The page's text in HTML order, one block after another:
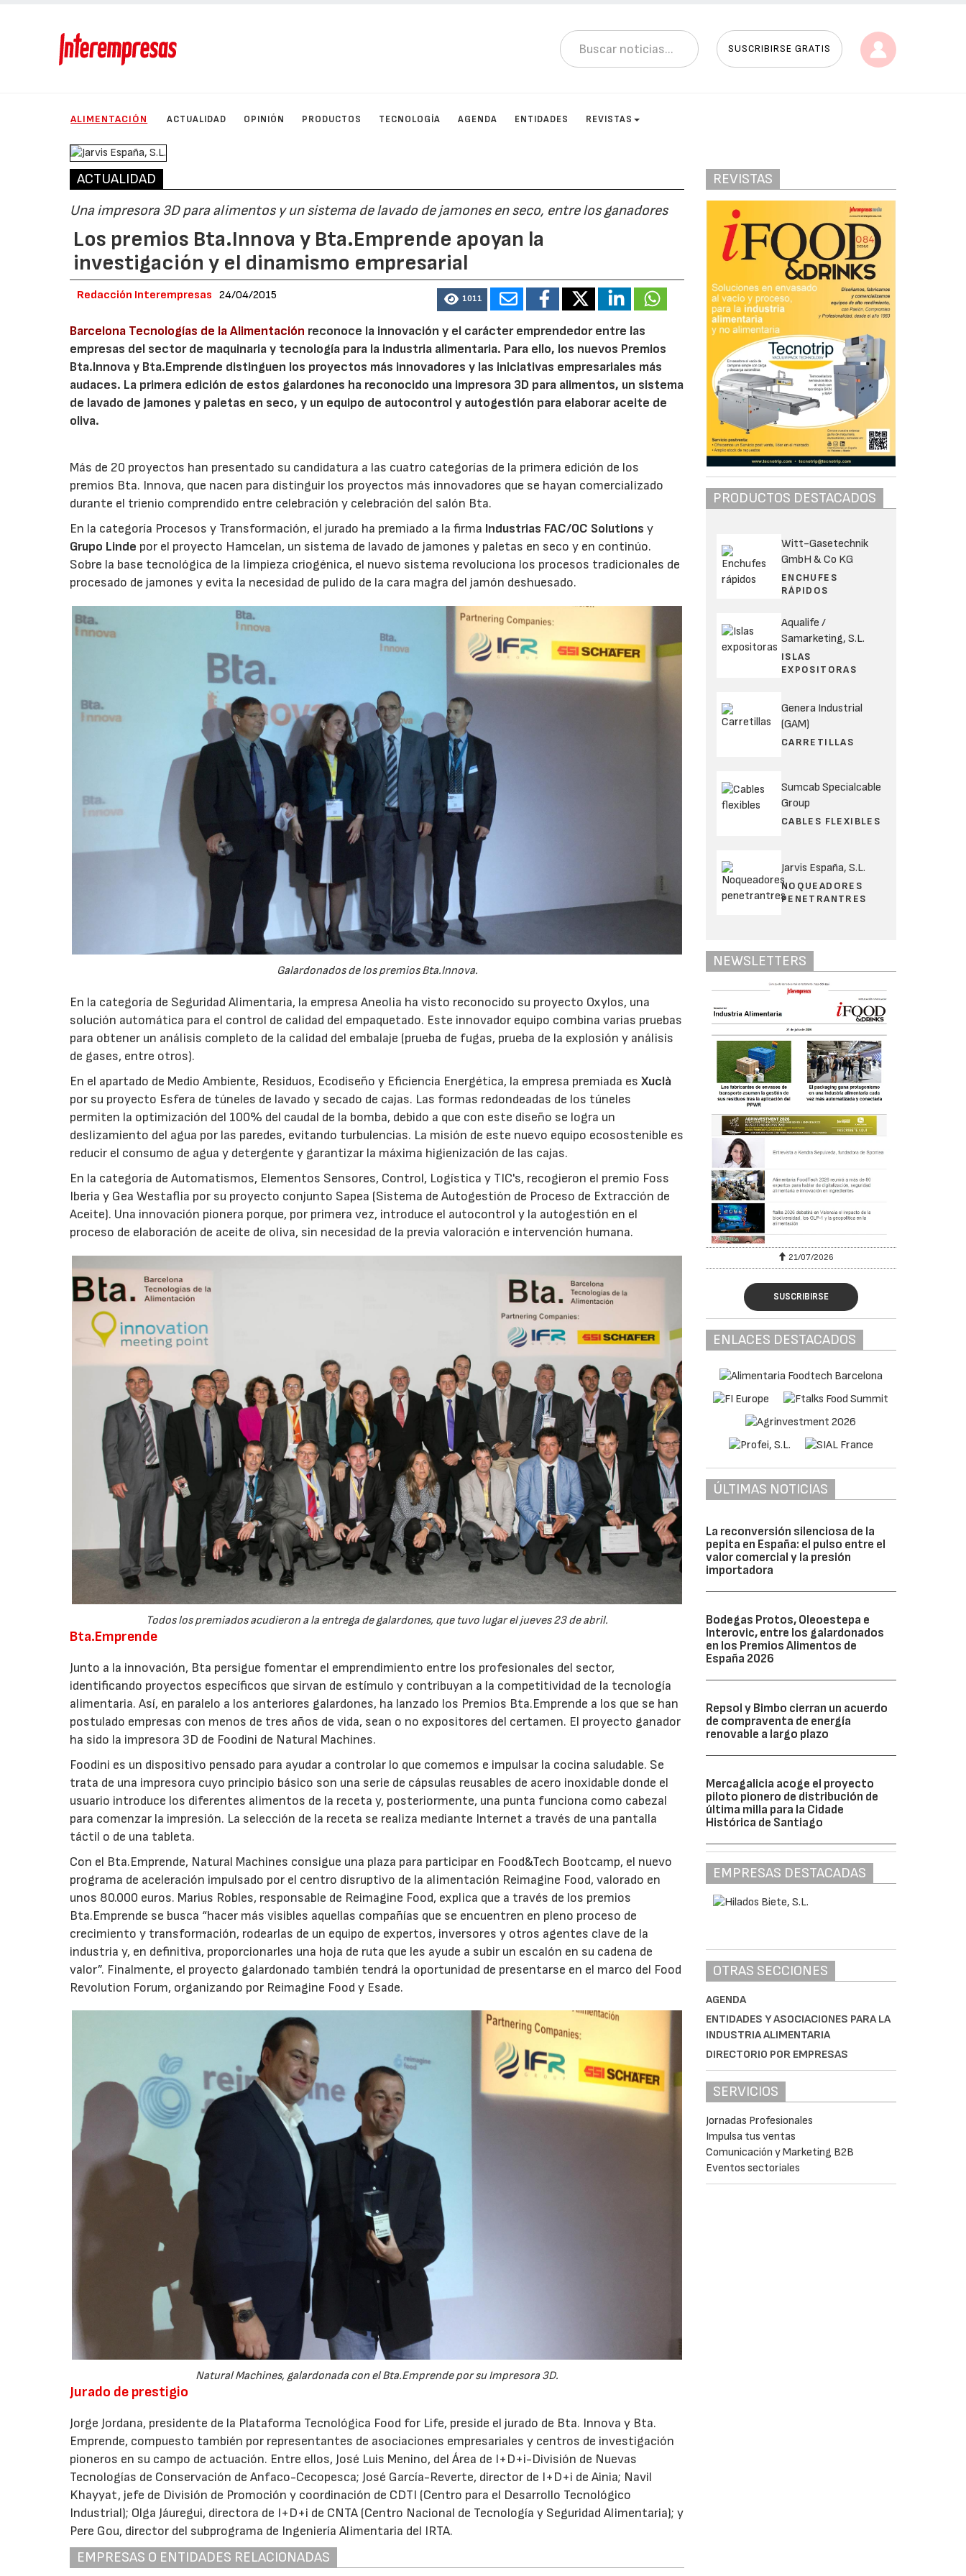
SUSCRIBIRSE GRATIS
ALIMENTACIÓN ACTUALIDAD OPINIÓN PRODUCTOS TECNOLOGÍA AGENDA ENTIDADES REVISTAS
ACTUALIDAD
Una impresora 3D para alimentos y un sistema de lavado de jamones en seco, entre los ganadores
Los premios Bta.Innova y Bta.Emprende apoyan la
investigación y el dinamismo empresarial
Redacción Interempresas 24/04/2015 1011
Barcelona Tecnologías de la Alimentación reconoce la innovación y el carácter emprendedor entre las
empresas del sector de maquinaria y tecnología para la industria alimentaria. Para ello, los nuevos Premios
Bta.Innova y Bta.Emprende distinguen los proyectos más innovadores y las iniciativas empresariales más
audaces. La primera edición de estos galardones ha reconocido una impresora 3D para alimentos, un sistema
de lavado de jamones y paletas en seco, y un equipo de autocontrol y autogestión para elaborar aceite de
oliva.
Más de 20 proyectos han presentado su candidatura a las cuatro categorías de la primera edición de los
premios Bta. Innova, que nacen para distinguir los proyectos más innovadores que se hayan comercializado
durante el trienio comprendido entre celebración y celebración del salón Bta.
En la categoría Procesos y Transformación, el jurado ha premiado a la firma Industrias FAC/OC Solutions y
Grupo Linde por el proyecto Hamcelan, un sistema de lavado de jamones y paletas en seco y en continúo.
Sobre la base tecnológica de la limpieza criogénica, el nuevo sistema revoluciona los procesos tradicionales de
procesado de jamones y evita la necesidad de pulido de la cara magra del jamón deshuesado.
Galardonados de los premios Bta.Innova.
En la categoría de Seguridad Alimentaria, la empresa Aneolia ha visto reconocido su proyecto Oxylos, una
solución automática para el control de calidad del empaquetado. Este innovador equipo combina varias pruebas
para obtener un análisis completo de la calidad del embalaje (prueba de fugas, prueba de la explosión y análisis
de gases, entre otros).
En el apartado de Medio Ambiente, Residuos, Ecodiseño y Eficiencia Energética, la empresa premiada esXuclà
por su proyecto Esfera de túneles de lavado y secado de cajas. Las formas redondeadas de los túneles
permiten la optimización del 100% del caudal de la bomba, debido a que con este diseño se logra un
deslizamiento del agua por las paredes, evitando turbulencias. La misión de este nuevo equipo ecosostenible es
reducir el consumo de agua y detergente y garantizar la máxima higienización de las cajas.
En la categoría de Automatismos, Elementos Sensores, Control, Logística y TIC's, recogieron el premio Foss
Iberia y Gea Westaflia por su proyecto conjunto Sapea (Sistema de Autogestión de Proceso de Extracción de
Aceite). Una innovación pionera porque, por primera vez, introduce el autocontrol y la autogestión en el
proceso de elaboración de aceite de oliva, sin necesidad de la previa valoración e intervención humana.
Todos los premiados acudieron a la entrega de galardones, que tuvo lugar el jueves 23 de abril.
Bta.Emprende
Junto a la innovación, Bta persigue fomentar el emprendimiento entre los profesionales del sector,
identificando proyectos específicos que sirvan de estímulo y contribuyan a la competitividad de la tecnología
alimentaria. Así, en paralelo a los anteriores galardones, ha lanzado los Premios Bta.Emprende a los que se han
postulado empresas con menos de tres años de vida, sean o no expositores del certamen. El proyecto ganador
ha sido la impresora 3D de Foodini de Natural Machines.
Foodini es un dispositivo pensado para ayudar a controlar lo que comemos e impulsar la cocina saludable. Se
trata de una impresora cuyo principio básico son una serie de cápsulas reusables de acero inoxidable donde el
usuario introduce los diferentes alimentos de la receta y, posteriormente, una punta funciona como cabezal
para comenzar la impresión. La selección de la receta se realiza mediante Internet a través de una pantalla
táctil o de una tableta.
Con el Bta.Emprende, Natural Machines consigue una plaza para participar en Food&Tech Bootcamp, el nuevo
programa de aceleración impulsado por el centro disruptivo de la alimentación Reimagine Food, valorado en
unos 80.000 euros. Marius Robles, responsable de Reimagine Food, explica que a través de los premios
Bta.Emprende se busca “hacer más visibles aquellas compañías que se encuentren en pleno proceso de
crecimiento y transformación, rodearlas de un equipo de expertos, inversores y otros agentes clave de la
industria y, en definitiva, proporcionarles una hoja de ruta que les ayude a subir un escalón en su cadena de
valor”. Finalmente, el proyecto galardonado también tendrá la oportunidad de presentarse en el marco del Food
Revolution Forum, organizando por Reimagine Food y Esade.
Natural Machines, galardonada con el Bta.Emprende por su Impresora 3D.
Jurado de prestigio
Jorge Jordana, presidente de la Plataforma Tecnológica Food for Life, preside el jurado de Bta. Innova y Bta.
Emprende, compuesto también por representantes de asociaciones empresariales y centros de investigación
pioneros en su campo de actuación. Entre ellos, José Luis Menino, del Área de I+D+i-División de Nuevas
Tecnologías de Conservación de Anfaco-Cecopesca; José García-Reverte, director de I+D+i de Ainia; Navil
Khayyat, jefe de División de Promoción y coordinación de CDTI (Centro para el Desarrollo Tecnológico
Industrial); Olga Jáuregui, directora de I+D+i de CNTA (Centro Nacional de Tecnología y Seguridad Alimentaria); y
Pere Gou, director del subprograma de Ingeniería Alimentaria del IRTA.
EMPRESAS O ENTIDADES RELACIONADAS
REVISTAS
PRODUCTOS DESTACADOS
Witt-Gasetechnik
GmbH & Co KG
ENCHUFES
RÁPIDOS
Aqualife /
Samarketing, S.L.
ISLAS
EXPOSITORAS
Genera Industrial
(GAM)
CARRETILLAS
Sumcab Specialcable
Group
CABLES FLEXIBLES
Jarvis España, S.L.
NOQUEADORES
PENETRANTRES
NEWSLETTERS
21/07/2026 28/07/2026 21/07/2026
SUSCRIBIRSE
ENLACES DESTACADOS
ÚLTIMAS NOTICIAS
La reconversión silenciosa de la
pepita en España: el pulso entre el
valor comercial y la presión
importadora
Bodegas Protos, Oleoestepa e
Interovic, entre los galardonados
en los Premios Alimentos de
España 2026
Repsol y Bimbo cierran un acuerdo
de compraventa de energía
renovable a largo plazo
Mercagalicia acoge el proyecto
piloto pionero de distribución de
última milla para la Cidade
Histórica de Santiago
EMPRESAS DESTACADAS
OTRAS SECCIONES
AGENDA
ENTIDADES Y ASOCIACIONES PARA LA
INDUSTRIA ALIMENTARIA
DIRECTORIO POR EMPRESAS
SERVICIOS
Jornadas Profesionales
Impulsa tus ventas
Comunicación y Marketing B2B
Eventos sectoriales